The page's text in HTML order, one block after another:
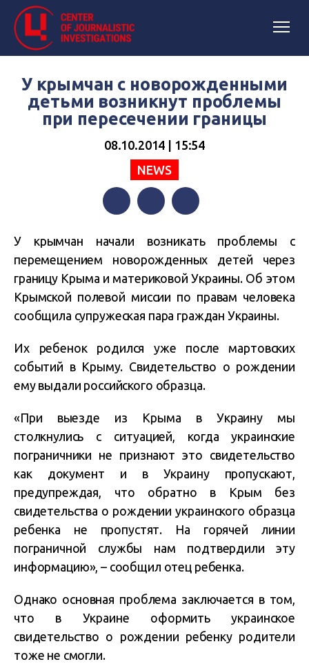
У крымчан с новорожденными
детьми возникнут проблемы
при пересечении границы
08.10.2014 | 15:54
NEWS
У крымчан начали возникать проблемы с
перемещением новорожденных детей через
границу Крыма и материковой Украины. Об этом
Крымской полевой миссии по правам человека
сообщила супружеская пара граждан Украины.
Их ребенок родился уже после мартовских
событий в Крыму. Свидетельство о рождении
ему выдали российского образца.
«При выезде из Крыма в Украину мы
столкнулись с ситуацией, когда украинские
пограничники не признают это свидетельство
как документ и в Украину пропускают,
предупреждая, что обратно в Крым без
свидетельства о рождении украинского образца
ребенка не пропустят. На горячей линии
пограничной службы нам подтвердили эту
информацию», – сообщил отец ребенка.
Однако основная проблема заключается в том,
что в Украине оформить украинское
свидетельство о рождении ребенку родители
тоже не смогли.